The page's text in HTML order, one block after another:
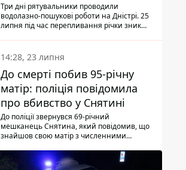
Три дні рятувальники проводили
водолазно-пошукові роботи на Дністрі. 25
липня під час перепливання річки зник
виявили тіло.
14:28, 23 липня
До смерті побив 95-річну
матір: поліція повідомила
про вбивство у Снятині
До поліції звернувся 69-річний
мешканець Снятина, який повідомив, що
знайшов свою матір з численними
з'ясували правоохоронці, ці травми жінці
наніс її син.